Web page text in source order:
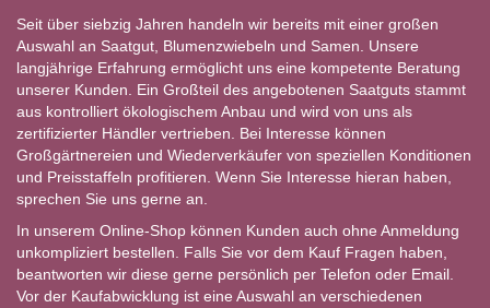
Seit über siebzig Jahren handeln wir bereits mit einer großen
Auswahl an Saatgut, Blumenzwiebeln und Samen. Unsere
langjährige Erfahrung ermöglicht uns eine kompetente Beratung
unserer Kunden. Ein Großteil des angebotenen Saatguts stammt
aus kontrolliert ökologischem Anbau und wird von uns als
zertifizierter Händler vertrieben. Bei Interesse können
Großgärtnereien und Wiederverkäufer von speziellen Konditionen
und Preisstaffeln profitieren. Wenn Sie Interesse hieran haben,
sprechen Sie uns gerne an.
In unserem Online-Shop können Kunden auch ohne Anmeldung
unkompliziert bestellen. Falls Sie vor dem Kauf Fragen haben,
beantworten wir diese gerne persönlich per Telefon oder Email.
Vor der Kaufabwicklung ist eine Auswahl an verschiedenen